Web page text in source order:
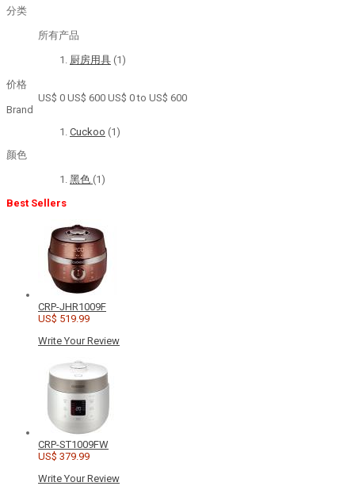
分类
所有产品
厨房用具 (1)
价格
US$ 0 US$ 600 US$ 0 to US$ 600
Brand
Cuckoo (1)
颜色
黑色 (1)
Best Sellers
CRP-JHR1009F
US$ 519.99
Write Your Review
CRP-ST1009FW
US$ 379.99
Write Your Review